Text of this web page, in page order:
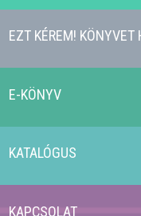
EZT KÉREM!
E-KÖNYV
KATALÓGUS
KAPCSOLAT